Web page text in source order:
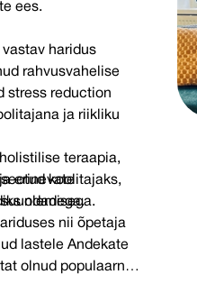
ees.
haridus
rahvusvahelise
stress reduction
ja riikliku
teraapia,
erinevatekoolitajaks,
olemisega.
nii õpetaja
lastele Andekate
olnud populaarne